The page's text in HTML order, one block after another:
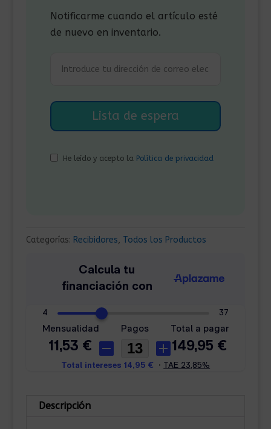
Notificarme cuando el artículo esté
de nuevo en inventario.
He leído y acepto la Política de privacidad
Categorías: Recibidores, Todos los Productos
Descripción